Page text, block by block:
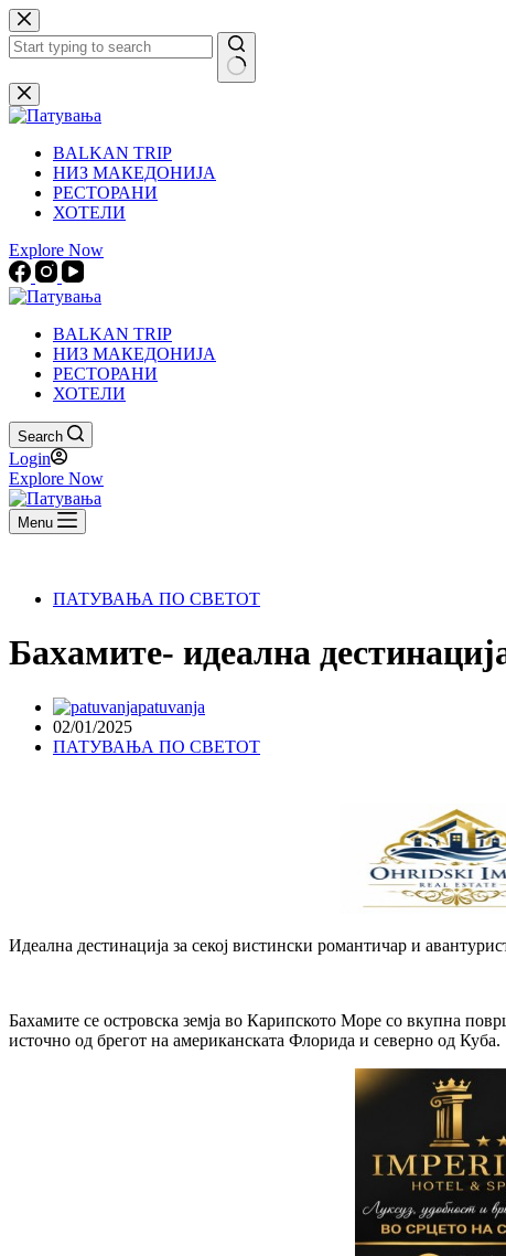
Skip
to
content
No
results
BALKAN TRIP
НИЗ МАКЕДОНИЈА
РЕСТОРАНИ
ХОТЕЛИ
Explore Now
BALKAN TRIP
НИЗ МАКЕДОНИЈА
РЕСТОРАНИ
ХОТЕЛИ
Search
Login
Explore Now
Menu
ПАТУВАЊА ПО СВЕТОТ
Бахамите- идеална
patuvanja
02/01/2025
ПАТУВАЊА ПО СВЕТОТ
Идеална дестинација за секој вистински романтичар и
Бахамите се островска земја во Карипското Море со вкупна
источно од брегот на американската Флорида и северно од Куба.